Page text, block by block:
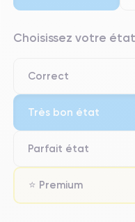
Choisissez votre
Correct
Très bon état
Parfait état
⭐ Premium